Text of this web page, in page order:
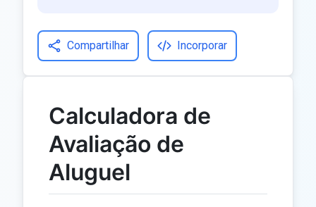
Compartilhar Incorporar
Calculadora de
Avaliação de
Aluguel